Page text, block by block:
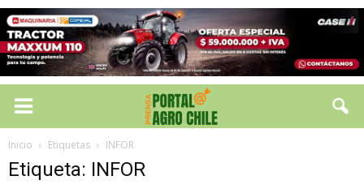
Inicio Etiquetas INFOR
Etiqueta: INFOR